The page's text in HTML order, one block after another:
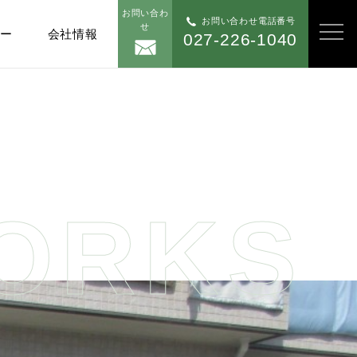
会社情報
お問い合わ
せ
お問い合わせ電話番号
027-226-1040